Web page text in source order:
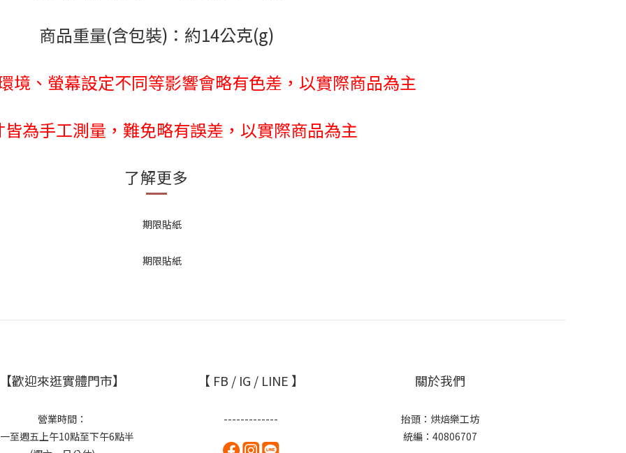
商品重量(含包裝)：約14公克(g)
境、螢幕設定不同等影響會略有色差，以實際商品為主
為手工測量，難免略有誤差，以實際商品為主
了解更多
【歡迎來逛實體門市】
營業時間：
至週五上午10點至下午6點半
【 FB / IG / LINE 】
-------------
關於我們
抬頭：烘焙樂工坊
統編：40806707